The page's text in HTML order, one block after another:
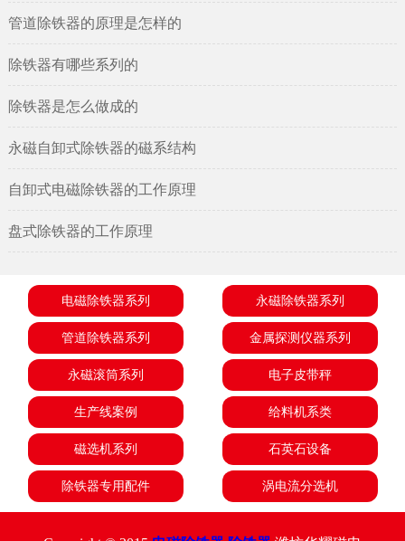
管道除铁器的原理是怎样的
除铁器有哪些系列的
除铁器是怎么做成的
永磁自卸式除铁器的磁系结构
自卸式电磁除铁器的工作原理
盘式除铁器的工作原理
电磁除铁器系列 永磁除铁器系列
管道除铁器系列 金属探测仪器系列
永磁滚筒系列 电子皮带秤
生产线案例 给料机系类
磁选机系列 石英石设备
除铁器专用配件 涡电流分选机